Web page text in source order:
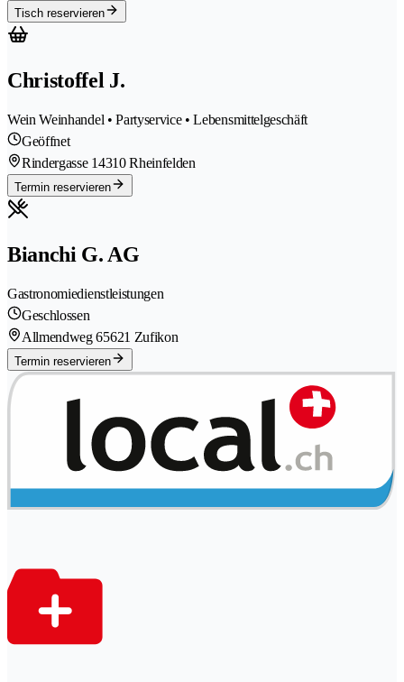
Tisch reservieren
Christoffel J.
Wein Weinhandel • Partyservice • Lebensmittelgeschäft
Geöffnet
Rindergasse 14310 Rheinfelden
Termin reservieren
Bianchi G. AG
Gastronomiedienstleistungen
Geschlossen
Allmendweg 65621 Zufikon
Termin reservieren